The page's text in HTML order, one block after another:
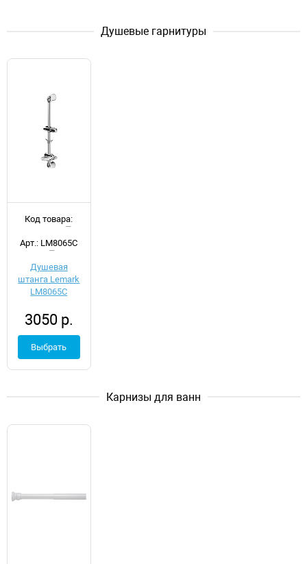
Душевые гарнитуры
Код товара:
Арт.: LM8065C
Душевая
штанга Lemark
LM8065C
3050 р.
Выбрать
Карнизы для ванн